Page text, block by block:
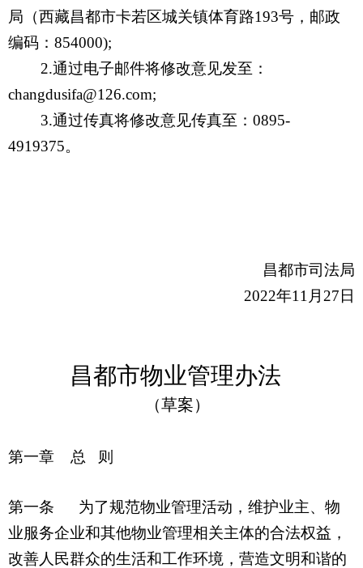
局（西藏昌都市卡若区城关镇体育路193号，邮政
编码：854000);
2.通过电子邮件将修改意见发至：
changdusifa@126.com;
3.通过传真将修改意见传真至：0895-
4919375。
昌都市司法局
2022年11 月 27 日
昌都市物业管理办法
（草案）
第一章 总 则
第一条
为了规范物业管理活动，维护业主、物
业服务企业和其他物业管理相关主体的合法权益，
改善人民群众的生活和工作环境，营造文明和谐的